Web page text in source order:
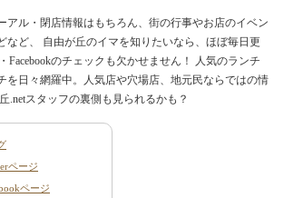
アル・閉店情報はもちろん、街の行事やお店のイベン
など、 自由が丘のイマを知りたいなら、ほぼ毎日更
Facebookのチェックも欠かせません！ 人気のランチ
を日々網羅中。人気店や穴場店、地元民ならではの情
.netスタッフの裏側も見られるかも？
ページ
ページ